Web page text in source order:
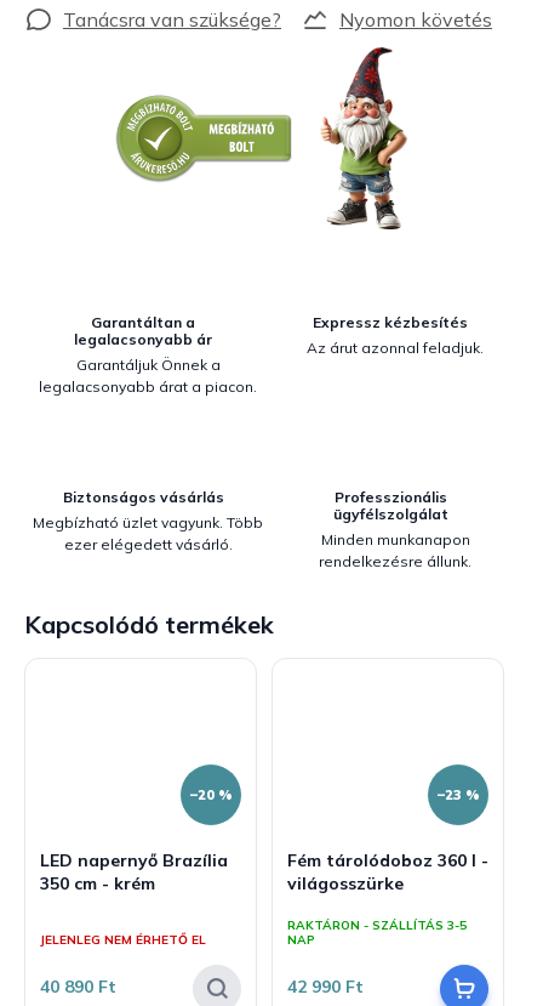
Nyomon követés
Garantáltan a
legalacsonyabb ár
Garantáljuk Önnek a
legalacsonyabb árat a piacon.
Expressz kézbesítés
Az árut azonnal feladjuk.
Biztonságos vásárlás
Megbízható üzlet vagyunk. Több
ezer elégedett vásárló.
Professzionális
ügyfélszolgálat
Minden munkanapon
rendelkezésre állunk.
Kapcsolódó termékek
–20 %
LED napernyő Brazília
350 cm - krém
termék
5-
JELENLEG NEM ÉRHETŐ EL
40 890 Ft
–23 %
Fém tárolódoboz 360 l -
világosszürke
RAKTÁRON - SZÁLLÍTÁS 3-5
NAP
42 990 Ft